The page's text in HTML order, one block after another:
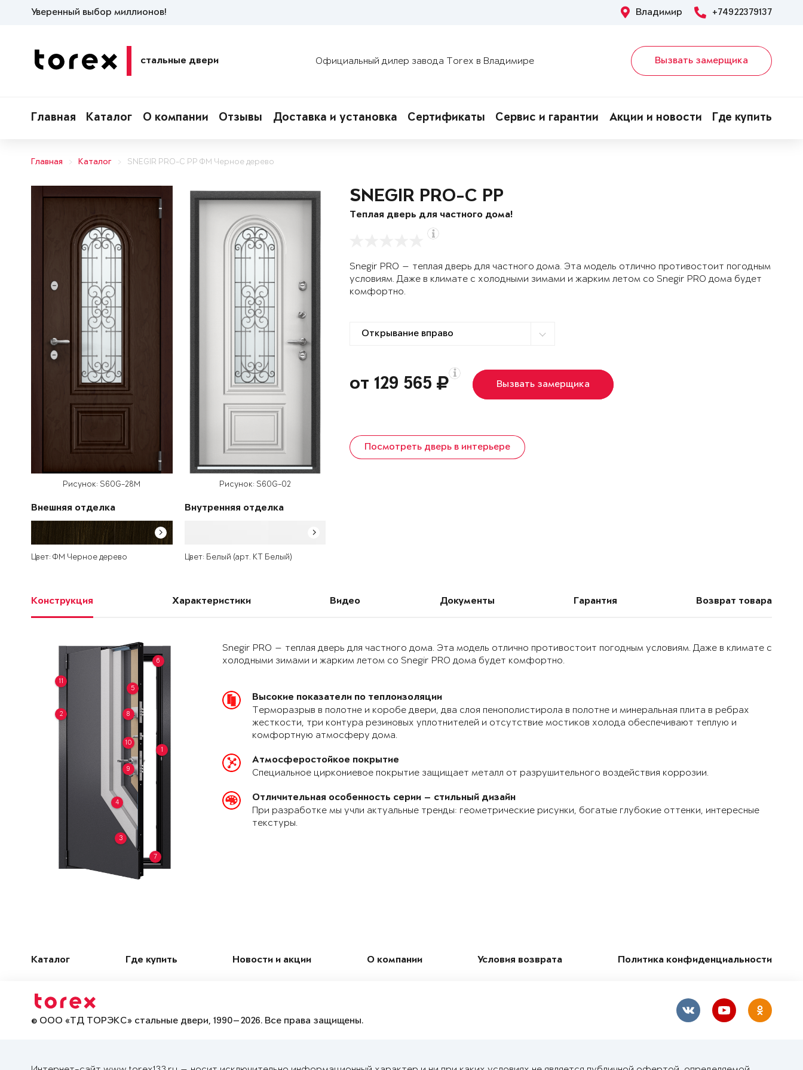
Уверенный выбор миллионов! Владимир +74922379137
стальные двери Официальный дилер завода Torex в Владимире Вызвать замерщика
Главная Каталог О компании Отзывы Доставка и установка Сертификаты Сервис и гарантии Акции и новости Где купить
Главная Каталог SNEGIR PRO-C PP ФМ Черное дерево
Рисунок: S60G-28M
Внешняя отделка
Цвет: ФМ Черное дерево
Рисунок: S60G-02
Внутренняя отделка
Цвет: Белый (арт. КТ Белый)
SNEGIR PRO-C PP
Теплая дверь для частного дома!
Snegir PRO — теплая дверь для частного дома. Эта модель отлично противостоит погодным
условиям. Даже в климате с холодными зимами и жарким летом со Snegir PRO дома будет
комфортно.
от 129 565 Вызвать замерщика
Посмотреть дверь в интерьере
Конструкция Характеристики Видео Документы Гарантия Возврат товара
1
2
3
4
5
6
7
8
9
10
11
Snegir PRO — теплая дверь для частного дома. Эта модель отлично противостоит погодным условиям. Даже в климате с
холодными зимами и жарким летом со Snegir PRO дома будет комфортно.
Высокие показатели по теплоизоляции
Терморазрыв в полотне и коробе двери, два слоя пенополистирола в полотне и минеральная плита в ребрах
жесткости, три контура резиновых уплотнителей и отсутствие мостиков холода обеспечивают теплую и
комфортную атмосферу дома.
Атмосферостойкое покрытие
Специальное циркониевое покрытие защищает металл от разрушительного воздействия коррозии.
Отличительная особенность серии — стильный дизайн
При разработке мы учли актуальные тренды: геометрические рисунки, богатые глубокие оттенки, интересные
текстуры.
Каталог Где купить Новости и акции О компании Условия возврата Политика конфиденциальности
© ООО «ТД ТОРЭКС» стальные двери, 1990—2026. Все права защищены.